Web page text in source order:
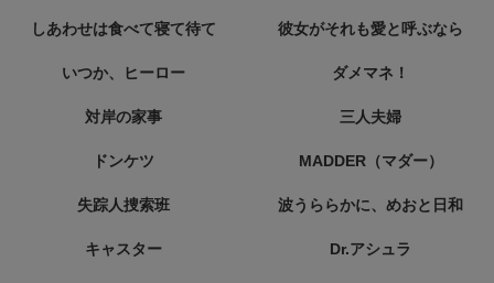
しあわせは食べて寝て待て 彼女がそれも愛と呼ぶなら
いつか、ヒーロー ダメマネ！
対岸の家事 三人夫婦
ドンケツ MADDER（マダー）
失踪人捜索班 波うららかに、めおと日和
キャスター Dr.アシュラ